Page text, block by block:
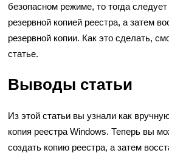
безопасном режиме, то тогда следует
резервной копией реестра, а затем
резервной копии. Как это сделать,
статье.
Выводы статьи
Из этой статьи вы узнали как
копия реестра Windows. Теперь вы
создать копию реестра, а затем